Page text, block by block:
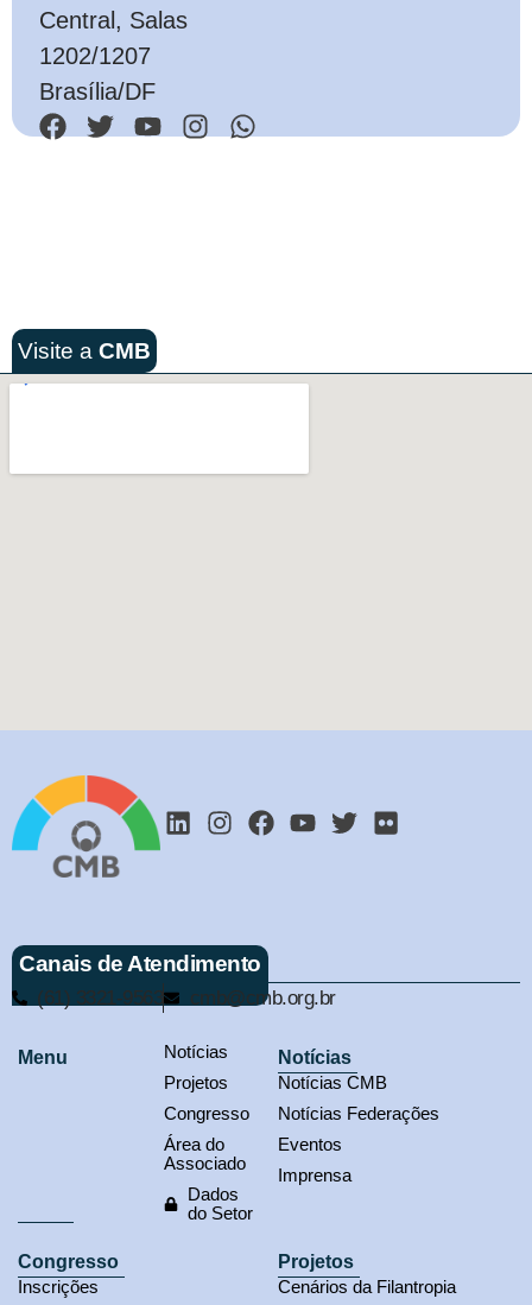
Central, Salas
1202/1207
Brasília/DF
Visite a CMB
Canais de Atendimento
(61) 3321-9563 cmb@cmb.org.br
Menu
Notícias
Projetos
Congresso
Área do
Associado
Dados
do Setor
Notícias
Notícias CMB
Notícias Federações
Eventos
Imprensa
Congresso
Inscrições
Projetos
Cenários da Filantropia